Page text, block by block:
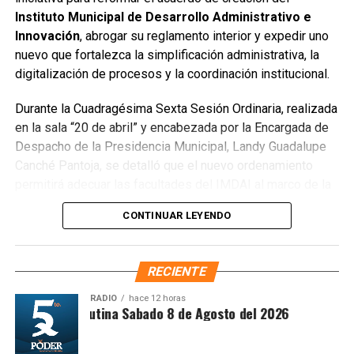
escombros, cacharros y desechos vegetales. Se estima
que el saneamiento concluirá en dos días.
Finalmente, las Unidades Verdes de SIRESOL Cancún
convertirse en punto de disposición ilegal de basura. El
Ayuntamiento exhortó a la ciudadanía a reportar estas
prácticas y sumarse al esfuerzo colectivo para mantener
un Cancún limpio y con prosperidad compartida.
Fuente: 5to Poder Agencia de Noticias
Instituto Municipal de Desarrollo Administrativo e
Innovación, abrogar su reglamento interior y expedir uno
nuevo que fortalezca la simplificación administrativa, la
digitalización de procesos y la coordinación institucional.
Durante la Cuadragésima Sexta Sesión Ordinaria, realizada
en la sala “20 de abril” y encabezada por la Encargada de
Despacho de la Presidencia Municipal, Landy Guadalupe
Canché Pantoja, se detalló que el nuevo ordenamiento
Ley Nacional para Eliminar Trámites Burocráticos
mediante la instauración de la Autoridad Municipal de
Simplificación y Digitalización. Con ello, se busca agilizar
trámites, reducir cargas administrativas y mejorar la
CONTINUAR LEYENDO
RECIENTE
RADIO hace 12 horas
Síntesis Matutina Sabado 8 de Agosto del 2026